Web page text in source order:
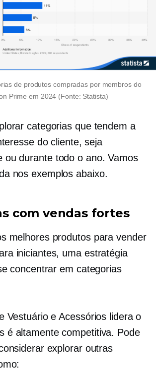
de produtos compradas por membros do
Prime em 2024 (Fonte: Statista)
categorias que tendem a
do cliente, seja
oudurante todo o ano. Vamos
nos exemplos abaixo.
com vendas fortes
melhores produtos para vender
iniciantes, uma estratégia
concentrar em categorias
Vestuário e Acessórios lidera o
é altamente competitiva. Pode
explorar outras